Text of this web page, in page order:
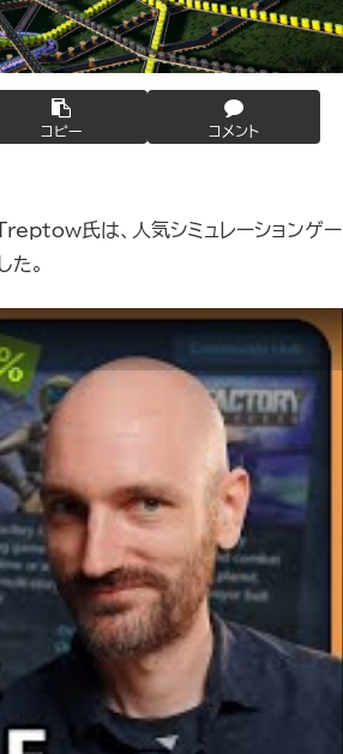
コピー コメント
氏は、人気シミュレーションゲー
。